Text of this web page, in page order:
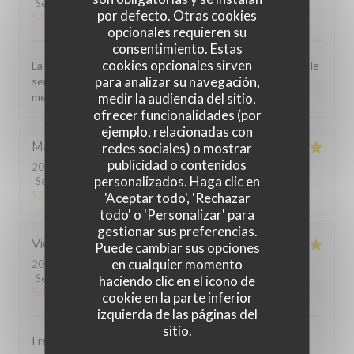
por defecto. Otras cookies
opcionales requieren su
consentimiento. Estas
cookies opcionales sirven
para analizar su navegación,
medir la audiencia del sitio,
ofrecer funcionalidades (por
ejemplo, relacionadas con
redes sociales) o mostrar
publicidad o contenidos
personalizados. Haga clic en
'Aceptar todo', 'Rechazar
todo' o 'Personalizar' para
gestionar sus preferencias.
Puede cambiar sus opciones
en cualquier momento
haciendo clic en el icono de
cookie en la parte inferior
izquierda de las páginas del
sitio.
Servicio /5 Ambiente: 5/5 Menú : 5/5 Calidad / Precio
5/5
La carte varie régulièrement et les plats sont excellents, le
serveur explique très bien la carte et permet de faire le
meilleur choix
Martin
2023-09-09
- 20:00 - Invitados 4
Servicio
/5 Ambiente : 5/5 Menú :5/5 Calidad / Precio
5/5
Victoria
2023-09-04
- 21:00 - Invitados 3
Servicio
Ambiente: 5/5 Menú: 5/5 Calidad / Precio
5/5
I recently had the pleasure of dining at this exceptional